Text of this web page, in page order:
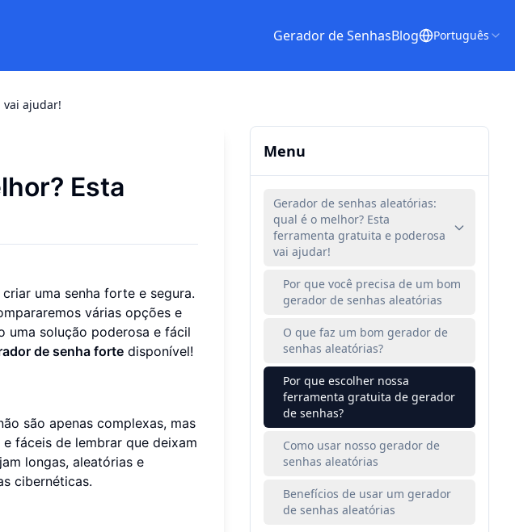
Gerador de SenhasBlog Português
vai ajudar!
Esta
uma senha forte e segura.
várias opções e
uma solução poderosa e fácil
de senha forte disponível!
são apenas complexas, mas
fáceis de lembrar que deixam
longas, aleatórias e
cibernéticas.
Menu
Gerador de senhas aleatórias:
qual é o melhor? Esta
ferramenta gratuita e poderosa
vai ajudar!
Por que você precisa de um bom
gerador de senhas aleatórias
O que faz um bom gerador de
senhas aleatórias?
Por que escolher nossa
ferramenta gratuita de gerador
de senhas?
Como usar nosso gerador de
senhas aleatórias
Benefícios de usar um gerador
de senhas aleatórias